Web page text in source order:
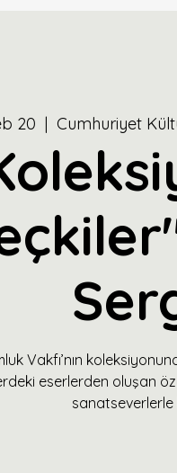
20
  |
Cumhuriyet
Vakfı’nın
eserlerden oluşan
sanatseverlerle